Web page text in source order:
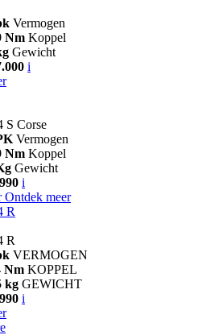
Vermogen
Nm Koppel
Gewicht
i
S Corse
Vermogen
Nm Koppel
Gewicht
i
Ontdek meer
R
R
VERMOGEN
Nm KOPPEL
kg GEWICHT
i